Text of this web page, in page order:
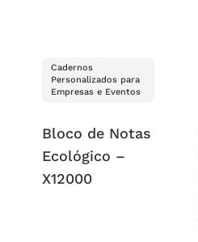
Cadernos
Personalizados para
Empresas e Eventos
Bloco de Notas
Ecológico –
X12000